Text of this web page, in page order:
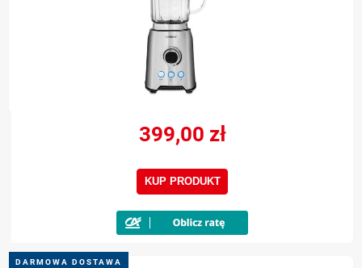
399,00 zł
KUP PRODUKT
DARMOWA DOSTAWA